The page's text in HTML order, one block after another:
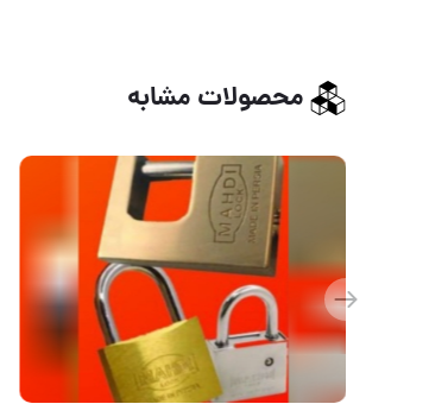
محصولات مشابه